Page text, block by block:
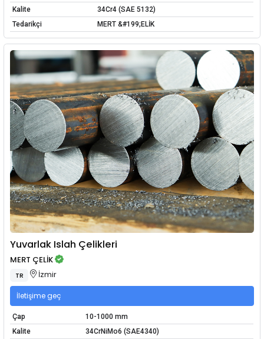
Kalite
34Cr4 (SAE 5132)
Tedarikçi
MERT &#199;ELİK
Yuvarlak Islah Çelikleri
MERT ÇELİK
TR İzmir
İletişime geç
Çap
10-1000 mm
Kalite
34CrNiMo6 (SAE4340)